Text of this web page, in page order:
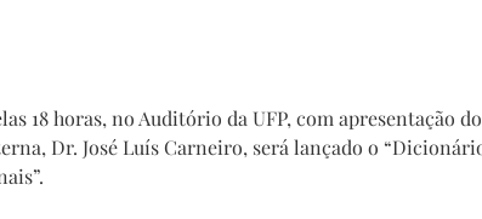
18 horas, no Auditório da UFP, com apresentação
Dr. José Luís Carneiro, será lançado o